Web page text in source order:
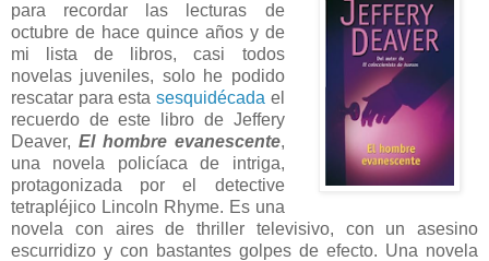
para recordar las lecturas de
octubre de hace quince años y de
mi lista de libros, casi todos
novelas juveniles, solo he podido
rescatar para esta sesquidécada el
recuerdo de este libro de Jeffery
Deaver, El hombre evanescente,
una novela policíaca de intriga,
protagonizada por el detective
tetrapléjico Lincoln Rhyme. Es una
novela con aires de thriller televisivo, con un asesino
escurridizo y con bastantes golpes de efecto. Una novela